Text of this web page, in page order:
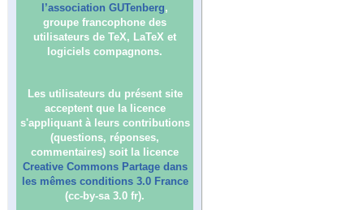
l’association GUTenberg,
groupe francophone des
utilisateurs de TeX, LaTeX et
logiciels compagnons.
Les utilisateurs du présent site
acceptent que la licence
s'appliquant à leurs contributions
(questions, réponses,
commentaires) soit la licence
Creative Commons Partage dans
les mêmes conditions 3.0 France
(cc-by-sa 3.0 fr).